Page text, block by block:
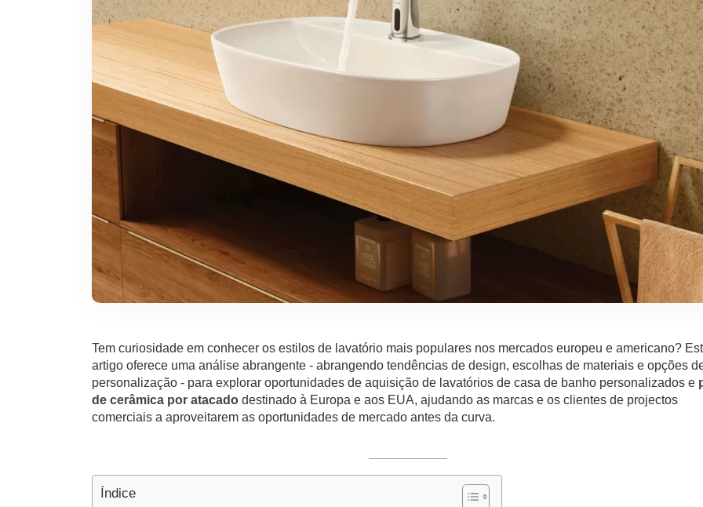
Tem curiosidade em conhecer os estilos de lavatório mais populares nos mercados europeu e americano?
artigo oferece uma análise abrangente - abrangendo tendências de design, escolhas de materiais e opções
personalização - para explorar oportunidades de aquisição de lavatórios de casa de banho personalizados e
de cerâmica por atacado destinado à Europa e aos EUA, ajudando as marcas e os clientes de projectos
comerciais a aproveitarem as oportunidades de mercado antes da curva.
Índice